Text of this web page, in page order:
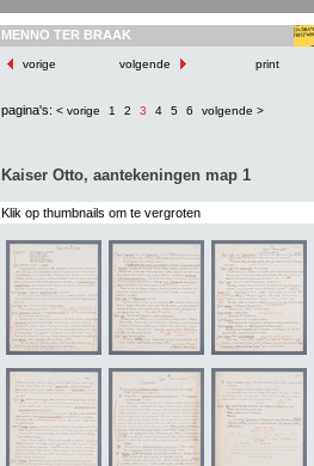
MENNO TER BRAAK
vorige volgende print
pagina's: < vorige 1 2 3 4 5 6 volgende >
Kaiser Otto, aantekeningen map 1
Klik op thumbnails om te vergroten